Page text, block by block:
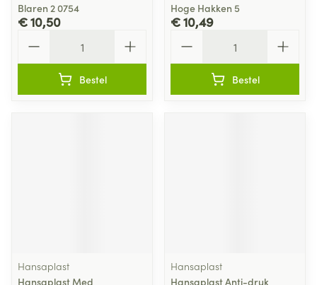
Blaren 2 0754
€ 10,50
Bestel
Hoge Hakken 5
€ 10,49
Bestel
Hansaplast
Hansaplast Med
Hansaplast
Hansaplast Anti-druk